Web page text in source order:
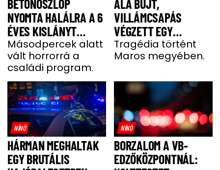
BETONOSZLOP
NYOMTA HALÁLRA A 6
ÉVES KISLÁNYT
HEVESBEN
Másodpercek alatt
vált horrorrá a
családi program.
ALÁ BÚJT,
VILLÁMCSAPÁS
VÉGZETT EGY
FÉRFIVEL
Tragédia történt
Maros megyében.
NÍNÓ
HÁRMAN MEGHALTAK
EGY BRUTÁLIS
NÍNÓ
BORZALOM A VB-
EDZŐKÖZPONTNÁL: